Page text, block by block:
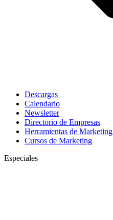
Descargas
Calendario
Newsletter
Directorio de Empresas
Herramientas de Marketing
Cursos de Marketing
Especiales